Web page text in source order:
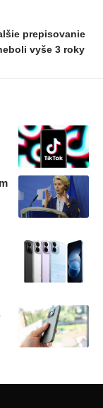
prepisovanie
vyše 3 roky